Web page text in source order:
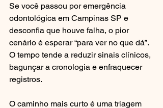
Se você passou por emergência
odontológica em Campinas SP e
desconfia que houve falha, o pior
cenário é esperar “para ver no que dá”.
O tempo tende a reduzir sinais clínicos,
bagunçar a cronologia e enfraquecer
registros.
O caminho mais curto é uma triagem